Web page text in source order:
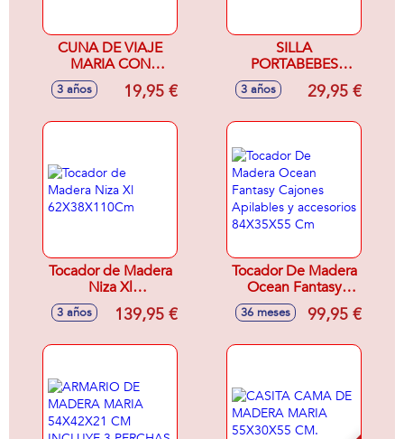
CUNA DE VIAJE
MARIA CON
BOLSA 30X29X50
3 años 19,95 €
SILLA
PORTABEBES
PRINCESS
CORALIE 40X6X30
3 años 29,95 €
Tocador de Madera
Niza Xl
62X38X110Cm
3 años 139,95 €
Tocador De Madera
Ocean Fantasy
Cajones Apilables y
accesorios
36 meses 99,95 €